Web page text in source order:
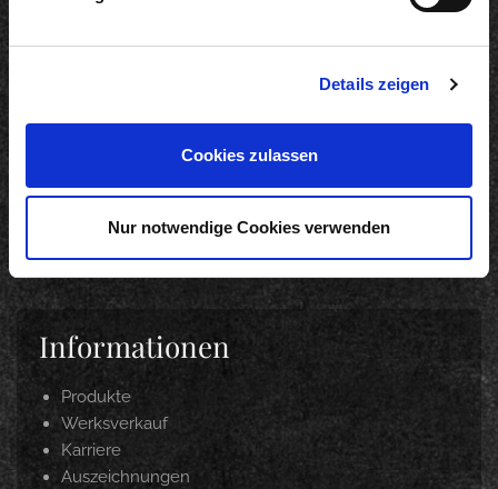
Details zeigen
Cookies zulassen
Nur notwendige Cookies verwenden
Langfristig Qualität unter Beweis gestellt
18.03.2026
DANKE. INTERNORGA 2026
Informationen
Produkte
Werksverkauf
Karriere
Auszeichnungen